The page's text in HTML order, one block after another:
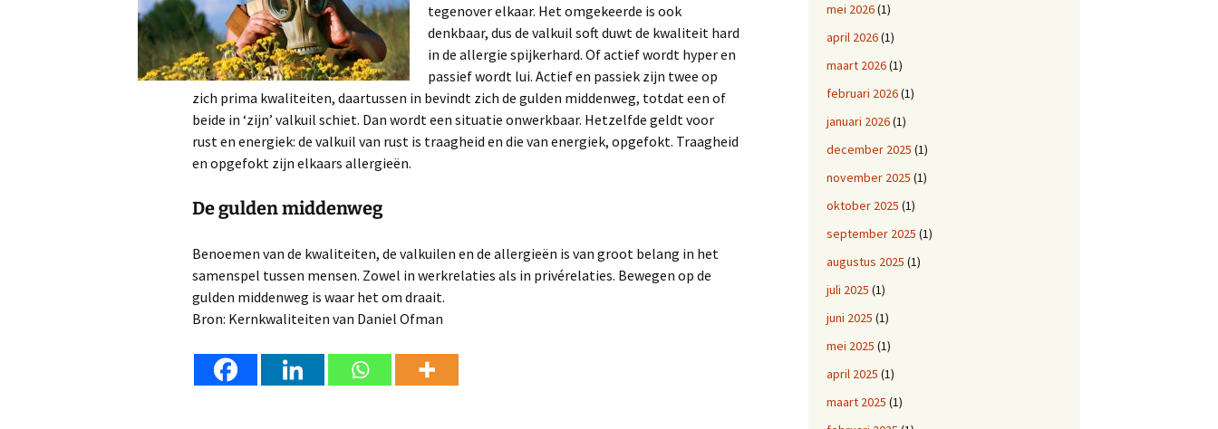
tegenover elkaar. Het omgekeerde is ook
denkbaar, dus de valkuil soft duwt de kwaliteit hard
in de allergie spijkerhard. Of actief wordt hyper en
passief wordt lui. Actief en passiek zijn twee op
zich prima kwaliteiten, daartussen in bevindt zich de gulden middenweg, totdat een of
beide in ‘zijn’ valkuil schiet. Dan wordt een situatie onwerkbaar. Hetzelfde geldt voor
rust en energiek: de valkuil van rust is traagheid en die van energiek, opgefokt. Traagheid
en opgefokt zijn elkaars allergieën.
De gulden middenweg
Benoemen van de kwaliteiten, de valkuilen en de allergieën is van groot belang in het
samenspel tussen mensen. Zowel in werkrelaties als in privérelaties. Bewegen op de
gulden middenweg is waar het om draait.
Bron: Kernkwaliteiten van Daniel Ofman
mei 2026(1)
april 2026(1)
maart 2026(1)
februari 2026(1)
januari 2026(1)
december 2025 (1)
november 2025 (1)
oktober 2025 (1)
september 2025 (1)
augustus 2025 (1)
juli 2025 (1)
juni 2025 (1)
mei 2025 (1)
april 2025 (1)
maart 2025 (1)